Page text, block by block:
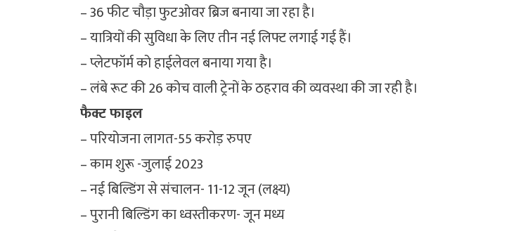
– 36 फीट चौड़ा फुटओवर ब्रिज बनाया जा रहा है।
– यात्रियों की सुविधा के लिए तीन नई लिफ्ट लगाई गई हैं।
– प्लेटफॉर्म को हाईलेवल बनाया गया है।
– लंबे रूट की 26 कोच वाली ट्रेनों के ठहराव की व्यवस्था की जा रही है।
फैक्ट फाइल
– परियोजना लागत-55 करोड़ रुपए
– काम शुरू -जुलाई 2023
– नई बिल्डिंग से संचालन- 11-12 जून (लक्ष्य)
– पुरानी बिल्डिंग का ध्वस्तीकरण- जून मध्य